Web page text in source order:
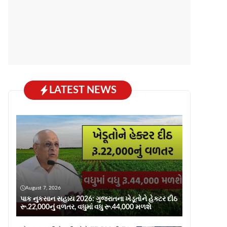
LATEST NEWS
August 7, 2026
પાક નુકસાન સહાય 2026: ગુજરાતના ખેડૂતોને હેક્ટર દીઠ
રૂ.22,000નું વળતર, વધુમાં વધુ રૂ.44,000 મળશે